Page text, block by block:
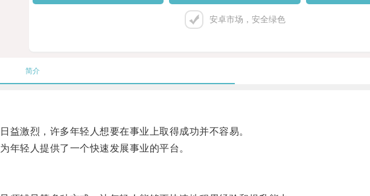
安卓市场，安全绿色
简介
激烈，许多年轻人想要在事业上取得成功并不容易。
轻人提供了一个快速发展事业的平台。